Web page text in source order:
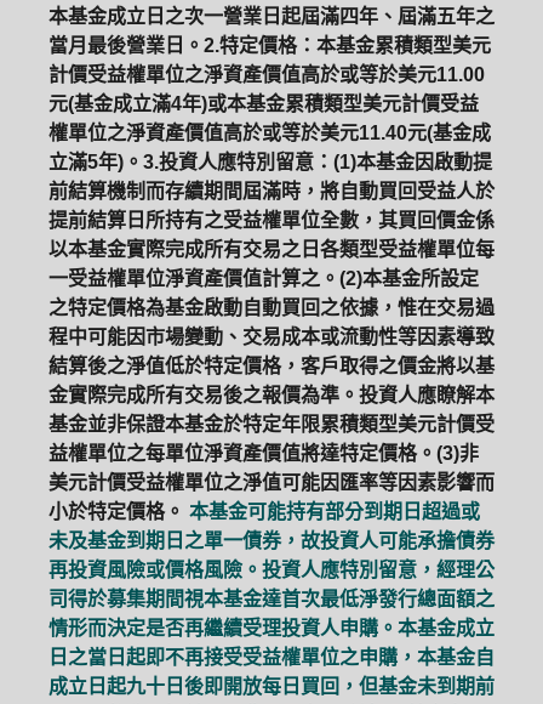
本基金成立日之次一營業日起屆滿四年、屆滿五年之
當月最後營業日。2.特定價格：本基金累積類型美元
計價受益權單位之淨資產價值高於或等於美元11.00
元(基金成立滿4年)或本基金累積類型美元計價受益
權單位之淨資產價值高於或等於美元11.40元(基金成
立滿5年)。3.投資人應特別留意：(1)本基金因啟動提
前結算機制而存續期間屆滿時，將自動買回受益人於
提前結算日所持有之受益權單位全數，其買回價金係
以本基金實際完成所有交易之日各類型受益權單位每
一受益權單位淨資產價值計算之。(2)本基金所設定
之特定價格為基金啟動自動買回之依據，惟在交易過
程中可能因市場變動、交易成本或流動性等因素導致
結算後之淨值低於特定價格，客戶取得之價金將以基
金實際完成所有交易後之報價為準。投資人應瞭解本
基金並非保證本基金於特定年限累積類型美元計價受
益權單位之每單位淨資產價值將達特定價格。(3)非
美元計價受益權單位之淨值可能因匯率等因素影響而
小於特定價格。 本基金可能持有部分到期日超過或
未及基金到期日之單一債券，故投資人可能承擔債券
再投資風險或價格風險。投資人應特別留意，經理公
司得於募集期間視本基金達首次最低淨發行總面額之
情形而決定是否再繼續受理投資人申購。本基金成立
日之當日起即不再接受受益權單位之申購，本基金自
成立日起九十日後即開放每日買回，但基金未到期前